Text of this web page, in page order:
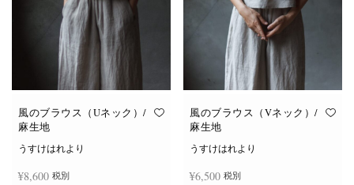
風のブラウス（Uネック）/
麻生地
うすけはれより
¥8,600 税別
風のブラウス（Vネック）/
麻生地
うすけはれより
¥6,500 税別